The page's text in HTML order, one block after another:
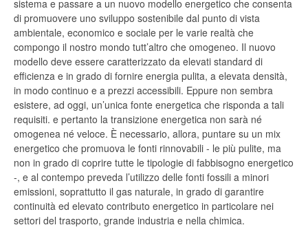
sistema e passare a un nuovo modello energetico che consenta
di promuovere uno sviluppo sostenibile dal punto di vista
ambientale, economico e sociale per le varie realtà che
compongo il nostro mondo tutt’altro che omogeneo. Il nuovo
modello deve essere caratterizzato da elevati standard di
efficienza e in grado di fornire energia pulita, a elevata densità,
in modo continuo e a prezzi accessibili. Eppure non sembra
esistere, ad oggi, un’unica fonte energetica che risponda a tali
requisiti. e pertanto la transizione energetica non sarà né
omogenea né veloce. È necessario, allora, puntare su un mix
energetico che promuova le fonti rinnovabili - le più pulite, ma
non in grado di coprire tutte le tipologie di fabbisogno energetico
-, e al contempo preveda l’utilizzo delle fonti fossili a minori
emissioni, soprattutto il gas naturale, in grado di garantire
continuità ed elevato contributo energetico in particolare nei
settori del trasporto, grande industria e nella chimica.